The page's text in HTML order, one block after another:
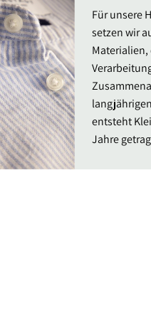
Für unsere
setzen wir
entsteht
Jahre